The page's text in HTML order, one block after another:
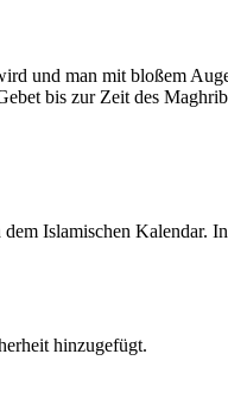
und man mit bloßem
bis zur Zeit des
Islamischen Kalendar.
hinzugefügt.